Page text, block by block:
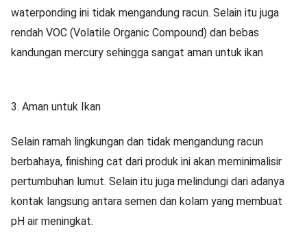
waterponding ini tidak mengandung racun. Selain itu juga
rendah VOC (Volatile Organic Compound) dan bebas
kandungan mercury sehingga sangat aman untuk ikan
3. Aman untuk Ikan
Selain ramah lingkungan dan tidak mengandung racun
berbahaya, finishing cat dari produk ini akan meminimalisir
pertumbuhan lumut. Selain itu juga melindungi dari adanya
kontak langsung antara semen dan kolam yang membuat
pH air meningkat.